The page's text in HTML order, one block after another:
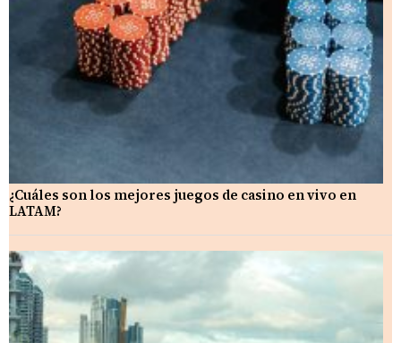
¿Cuáles son los mejores juegos de casino en vivo en
LATAM?